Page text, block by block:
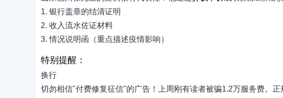
1. 银行盖章的结清证明
2. 收入流水佐证材料
3. 情况说明函（重点描述疫情影响）
特别提醒：
换行
切勿相信"付费修复征信"的广告！上周刚有读者被骗1.2万服务费。正